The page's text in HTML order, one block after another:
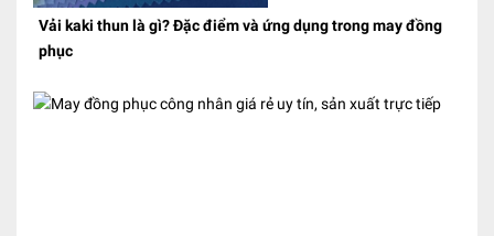
Vải kaki thun là gì? Đặc điểm và ứng dụng trong may đồng
phục